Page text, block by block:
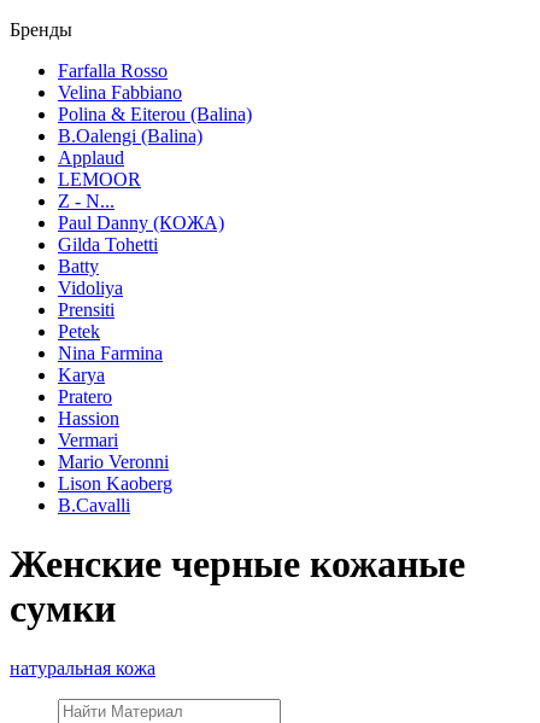
Бренды
Farfalla Rosso
Velina Fabbiano
Polina & Eiterou (Balina)
B.Oalengi (Balina)
Applaud
LEMOOR
Z - N...
Paul Danny (КОЖА)
Gilda Tohetti
Batty
Vidoliya
Prensiti
Petek
Nina Farmina
Karya
Pratero
Hassion
Vermari
Mario Veronni
Lison Kaoberg
B.Cavalli
Женские черные кожаные
сумки
натуральная кожа